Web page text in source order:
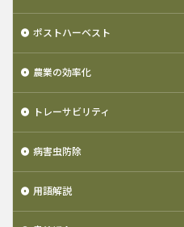
ポストハーベスト
農業の効率化
トレーサビリティ
病害虫防除
用語解説